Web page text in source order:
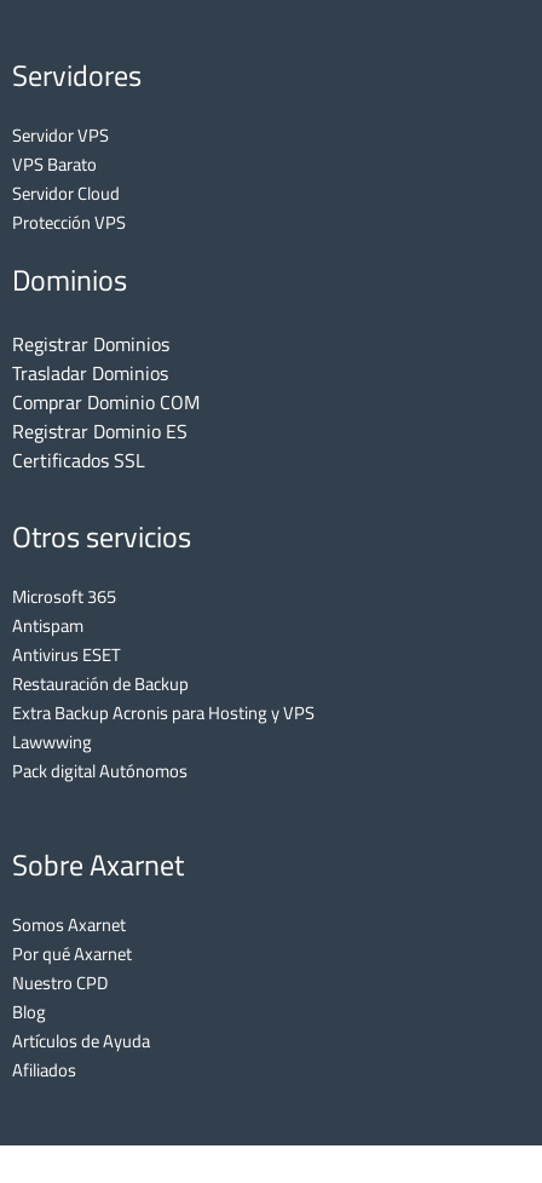
Servidores
Servidor VPS
VPS Barato
Servidor Cloud
Protección VPS
Dominios
Registrar Dominios
Trasladar Dominios
Comprar Dominio COM
Registrar Dominio ES
Certificados SSL
Otros servicios
Microsoft 365
Antispam
Antivirus ESET
Restauración de Backup
Extra Backup Acronis para Hosting y VPS
Lawwwing
Pack digital Autónomos
Sobre Axarnet
Somos Axarnet
Por qué Axarnet
Nuestro CPD
Blog
Artículos de Ayuda
Afiliados